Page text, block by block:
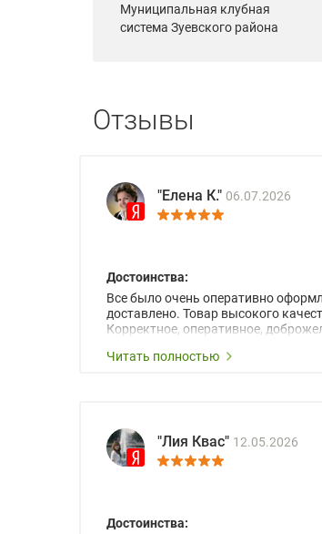
Муниципальная клубная
система Зуевского района
Отзывы
"Елена К." 06.07.2026
Достоинства:
Все было очень оперативно
доставлено. Товар высокого
Корректное, оперативное,
Читать полностью
"Лия Квас" 12.05.2026
Достоинства: